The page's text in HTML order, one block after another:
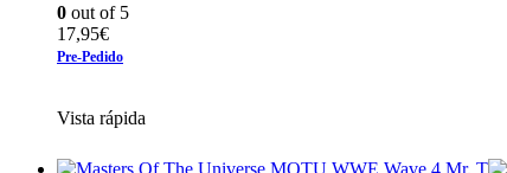
0 out of 5
17,95€
Pre-Pedido
Vista rápida